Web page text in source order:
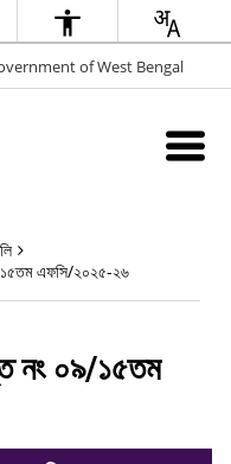
of West Bengal
১৫তম এফসি/২০২৫-২৬
নং ০৯/১৫তম